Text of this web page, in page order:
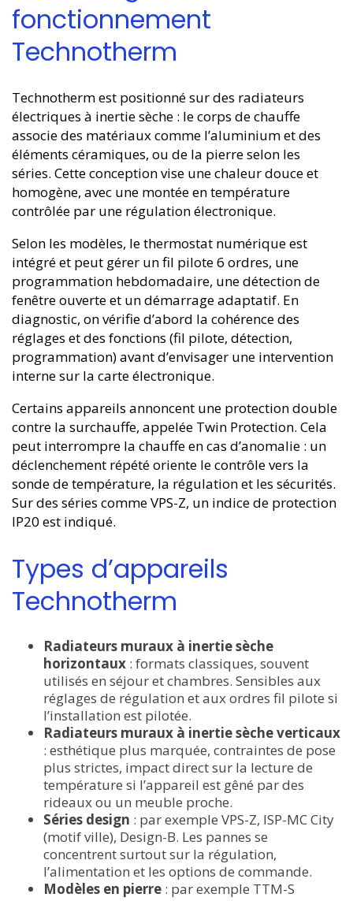
fonctionnement
Technotherm
Technotherm est positionné sur des radiateurs
électriques à inertie sèche : le corps de chauffe
associe des matériaux comme l’aluminium et des
éléments céramiques, ou de la pierre selon les
séries. Cette conception vise une chaleur douce et
homogène, avec une montée en température
contrôlée par une régulation électronique.
Selon les modèles, le thermostat numérique est
intégré et peut gérer un fil pilote 6 ordres, une
programmation hebdomadaire, une détection de
fenêtre ouverte et un démarrage adaptatif. En
diagnostic, on vérifie d’abord la cohérence des
réglages et des fonctions (fil pilote, détection,
programmation) avant d’envisager une intervention
interne sur la carte électronique.
Certains appareils annoncent une protection double
contre la surchauffe, appelée Twin Protection. Cela
peut interrompre la chauffe en cas d’anomalie : un
déclenchement répété oriente le contrôle vers la
sonde de température, la régulation et les sécurités.
Sur des séries comme VPS-Z, un indice de protection
IP20 est indiqué.
Types d’appareils
Technotherm
Radiateurs muraux à inertie sèche
horizontaux : formats classiques, souvent
utilisés en séjour et chambres. Sensibles aux
réglages de régulation et aux ordres fil pilote si
l’installation est pilotée.
Radiateurs muraux à inertie sèche verticaux
: esthétique plus marquée, contraintes de pose
plus strictes, impact direct sur la lecture de
température si l’appareil est gêné par des
rideaux ou un meuble proche.
Séries design : par exemple VPS-Z, ISP-MC City
(motif ville), Design-B. Les pannes se
concentrent surtout sur la régulation,
l’alimentation et les options de commande.
Modèles en pierre : par exemple TTM-S